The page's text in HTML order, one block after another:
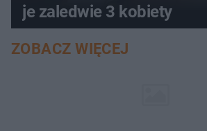
je zaledwie 3 kobiety
ZOBACZ WIĘCEJ